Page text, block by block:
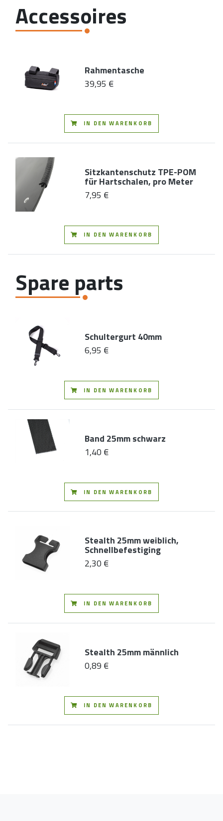
Accessoires
Rahmentasche
39,95 €
IN DEN WARENKORB
Sitzkantenschutz TPE-POM
für Hartschalen, pro Meter
7,95 €
IN DEN WARENKORB
Spare parts
Schultergurt 40mm
6,95 €
IN DEN WARENKORB
Band 25mm schwarz
1,40 €
IN DEN WARENKORB
Stealth 25mm weiblich,
Schnellbefestiging
2,30 €
IN DEN WARENKORB
Stealth 25mm männlich
0,89 €
IN DEN WARENKORB